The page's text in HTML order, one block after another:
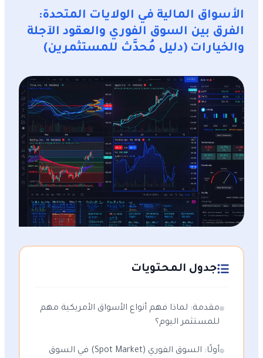
الأسواق المالية في الولايات المتحدة:
الفرق بين السوق الفوري والعقود الآجلة
والخيارات (دليل مُحدَّث للمستثمرين)
جدول المحتويات
مقدمة: لماذا فهم أنواع الأسواق الأمريكية مهم
للمستثمر اليوم؟
أولًا: السوق الفوري (Spot Market) في السوق